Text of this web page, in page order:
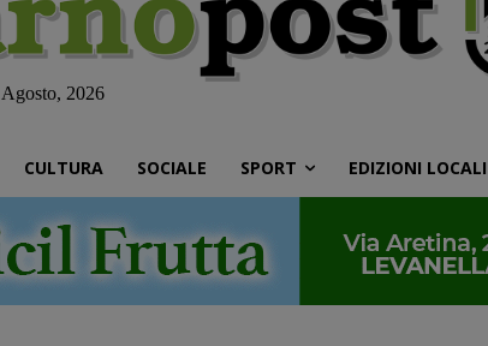
2026
CULTURA SOCIALE SPORT EDIZIONI LOCALI